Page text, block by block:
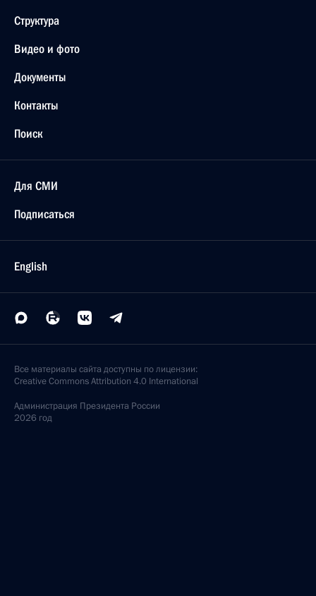
Структура
Видео и фото
Документы
Контакты
Поиск
Для СМИ
Подписаться
English
Все материалы сайта доступны по лицензии:
Creative Commons Attribution 4.0 International
Администрация Президента России
2026 год